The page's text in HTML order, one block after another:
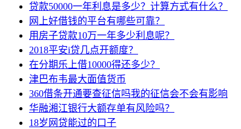
贷款50000一年利息是多少？计算方式有什么？
网上好借钱的平台有哪些可靠？
用房子贷款10万一年多少利息呢？
2018平安i贷几点开额度？
在分期乐上借10000得还多少？
津巴布韦最大面值货币
360借条开通要查征信吗我的征信会不会有影响
华融湘江银行大额存单有风险吗？
18岁网贷能过的口子